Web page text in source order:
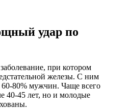
удар по
при котором
железы. С ним
60-80% мужчин. Чаще всего
40-45 лет, но и молодые